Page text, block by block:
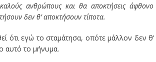
ανθρώπους και θα αποκτήσεις
δεν θ’ αποκτήσουν τίποτα.
ότι εγώ το σταμάτησα, οπότε μάλλον δεν
αυτό το μήνυμα.